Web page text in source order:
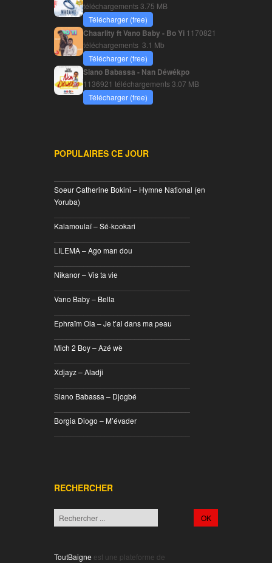
téléchargements3.75 MB
Télécharger (free)
Chaarlity ft Vano Baby - Bo Yi 1170821
téléchargements 3.1 Mb
Télécharger (free)
Siano Babassa - Nan Déwékpo
1136921 téléchargements3.07 MB
Télécharger (free)
POPULAIRES CE JOUR
Soeur Catherine Bokini – Hymne National (en
Yoruba)
Kalamoulaï – Sé-kookari
LILEMA – Ago man dou
Nikanor – Vis ta vie
Vano Baby – Bella
Ephraïm Ola – Je t’ai dans ma peau
Mich 2 Boy – Azé wè
Xdjayz – Aladji
Siano Babassa – Djogbé
Borgia Diogo – M’évader
RECHERCHER
ToutBaigne est une plateforme de